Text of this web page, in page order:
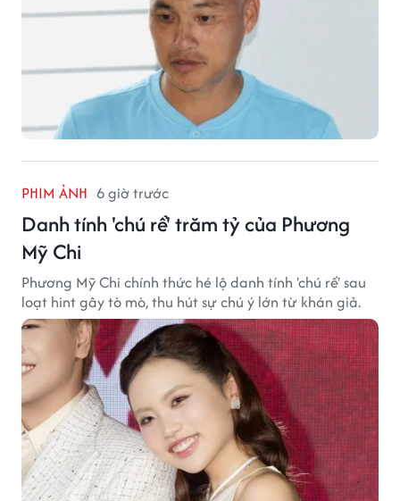
PHIM ẢNH 6 giờ trước
Danh tính 'chú rể' trăm tỷ của Phương
Mỹ Chi
Phương Mỹ Chi chính thức hé lộ danh tính 'chú rể' sau
loạt hint gây tò mò, thu hút sự chú ý lớn từ khán giả.